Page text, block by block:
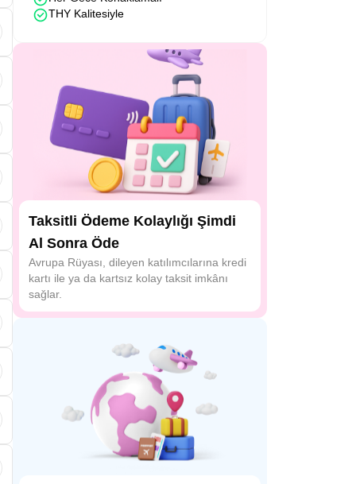
THY Kalitesiyle
Taksitli Ödeme Kolaylığı Şimdi
Al Sonra Öde
Avrupa Rüyası, dileyen katılımcılarına kredi
kartı ile ya da kartsız kolay taksit imkânı
sağlar.